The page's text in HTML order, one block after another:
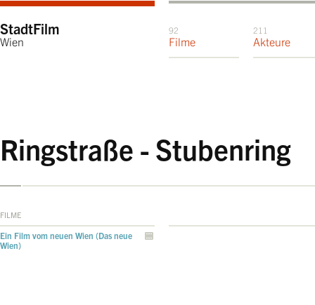
StadtFilm
Wien
92
Filme
211
Akteure
Ringstraße - Stubenring
FILME
Ein Film vom neuen Wien (Das neue
Wien)